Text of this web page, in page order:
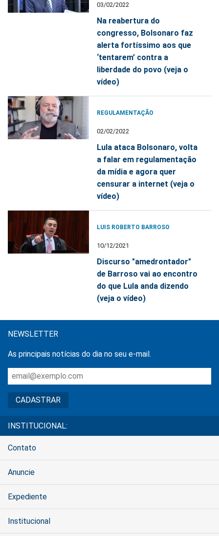
03/02/2022
Na reabertura do
congresso, Bolsonaro faz
alerta fortíssimo aos que
‘tentarem’ contra a
liberdade do povo (veja o
vídeo)
REGULAMENTAÇÃO
02/02/2022
Lula ataca Bolsonaro, volta
a falar em regulamentação
da mídia e agora quer
censurar a internet (veja o
vídeo)
LUIS ROBERTO BARROSO
10/12/2021
Discurso "amedrontador"
de Barroso vai ao encontro
do que Lula anda dizendo
(veja o vídeo)
NEWSLETTER
As principais notícias do dia no seu e-mail.
INSTITUCIONAL:
Contato
Anuncie
Expediente
Institucional